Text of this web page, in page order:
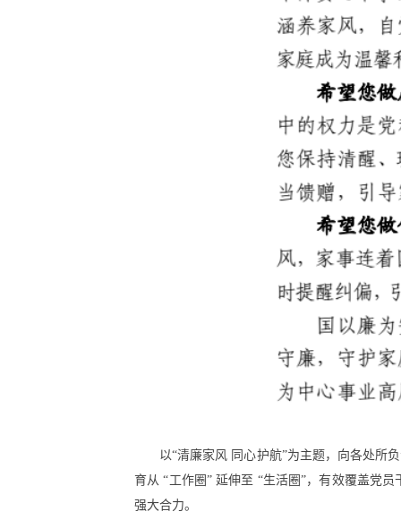
以“清廉家风 同心护航”为主题，向各处所
育从 “工作圈” 延伸至 “生活圈”，有效覆盖党
强大合力。